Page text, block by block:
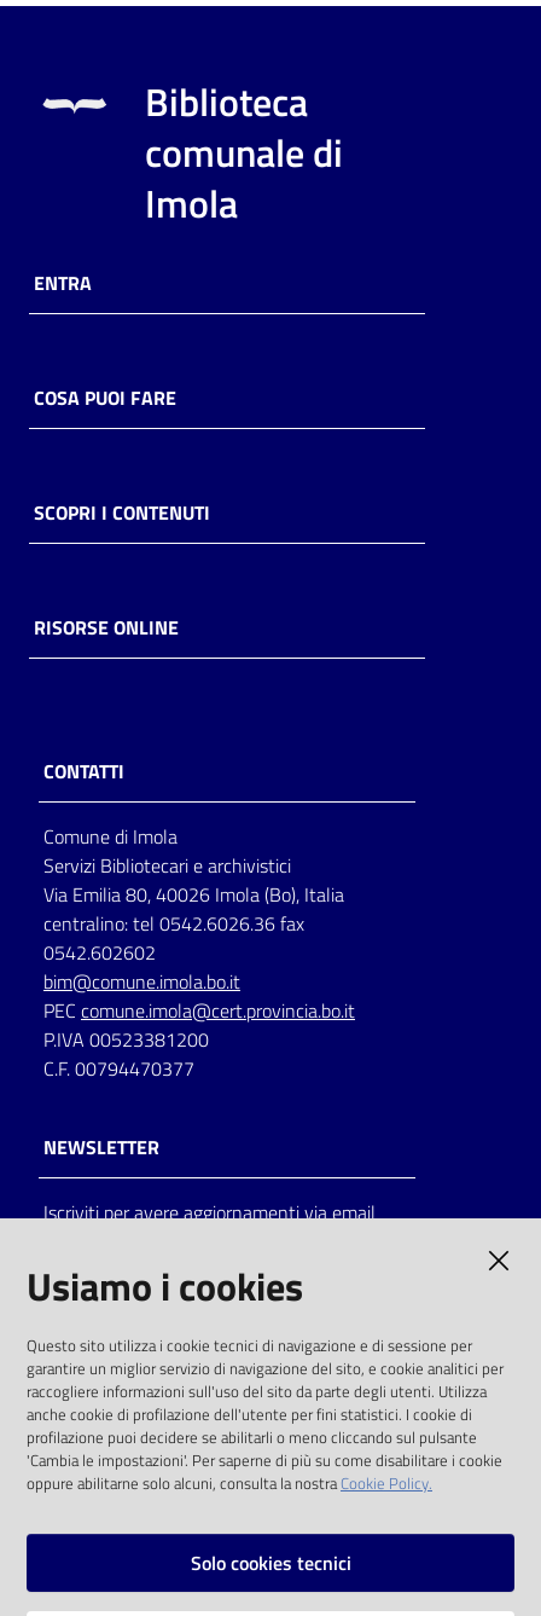
Biblioteca
comunale di
Imola
ENTRA
COSA PUOI FARE
SCOPRI I CONTENUTI
RISORSE ONLINE
CONTATTI
Comune di Imola
Servizi Bibliotecari e archivistici
Via Emilia 80, 40026 Imola (Bo), Italia
centralino: tel 0542.6026.36 fax
0542.602602
bim@comune.imola.bo.it
PEC comune.imola@cert.provincia.bo.it
P.IVA 00523381200
C.F. 00794470377
NEWSLETTER
Iscriviti per avere aggiornamenti via email
solo alle condizioni previste dalla direttiva
comunitaria 2003/98/CE e dal d.lgs. 36/2006
SOCIAL
Instagram
Usiamo i cookies
Questo sito utilizza i cookie tecnici di navigazione e di sessione per
garantire un miglior servizio di navigazione del sito, e cookie analitici per
raccogliere informazioni sull'uso del sito da parte degli utenti. Utilizza
anche cookie di profilazione dell'utente per fini statistici. I cookie di
profilazione puoi decidere se abilitarli o meno cliccando sul pulsante
'Cambia le impostazioni'. Per saperne di più su come disabilitare i cookie
oppure abilitarne solo alcuni, consulta la nostraCookie Policy.
Solo cookies tecnici